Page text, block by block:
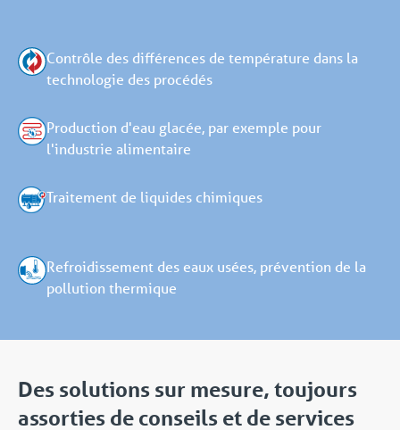
Contrôle des différences de température dans la
technologie des procédés
Production d'eau glacée, par exemple pour
l'industrie alimentaire
Traitement de liquides chimiques
Refroidissement des eaux usées, prévention de la
pollution thermique
Des solutions sur mesure, toujours
assorties de conseils et de services